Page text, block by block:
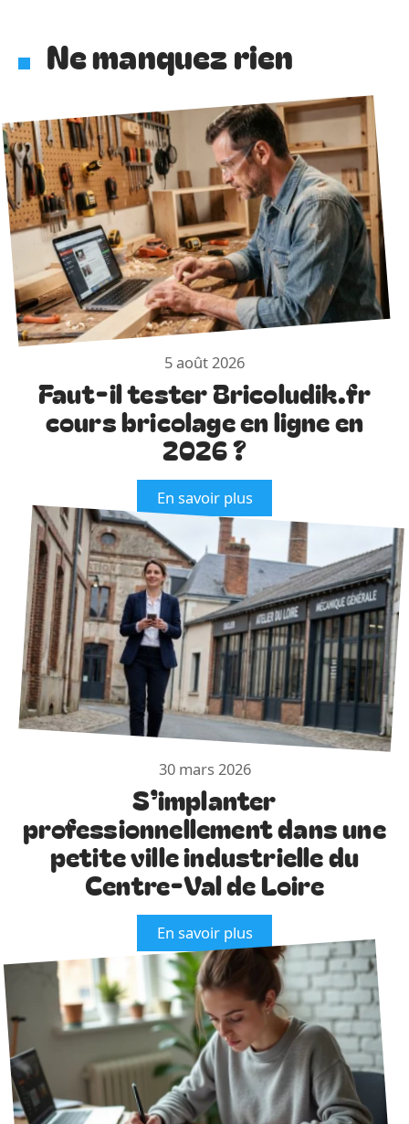
Ne manquez rien
5 août 2026
Faut-il tester Bricoludik.fr
cours bricolage en ligne en
2026 ?
En savoir plus
30 mars 2026
S’implanter
professionnellement dans une
petite ville industrielle du
Centre-Val de Loire
En savoir plus